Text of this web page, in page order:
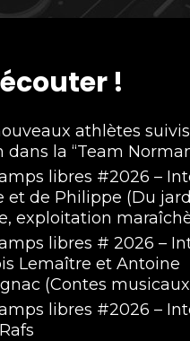
!
athlètes
dans la “Team
libres #2026 –
et de Philippe (Du
exploitation
libres # 2026 –
Lemaître et Antoine
(Contes
libres #2026 –